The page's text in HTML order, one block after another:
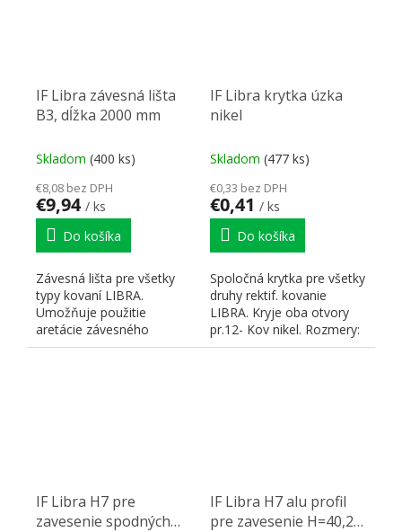
IF Libra závesná lišta
B3, dĺžka 2000 mm
Skladom (400 ks)
€8,08 bez DPH
€9,94 / ks
Do košíka
Závesná lišta pre všetky
typy kovaní LIBRA.
Umožňuje použitie
aretácie závesného
kovania LIBRA. Je možné
IF Libra krytka úzka
nikel
Skladom (477 ks)
€0,33 bez DPH
€0,41 / ks
Do košíka
Spoločná krytka pre všetky
druhy rektif. kovanie
LIBRA. Kryje oba otvory
pr.12- Kov nikel. Rozmery:
56,5x16
IF Libra H7 pre
zavesenie spodných
IF Libra H7 alu profil
pre zavesenie H=40,2